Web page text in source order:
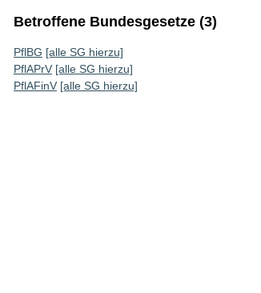
Betroffene Bundesgesetze (3)
PflBG [alle SG hierzu]
PflAPrV [alle SG hierzu]
PflAFinV [alle SG hierzu]